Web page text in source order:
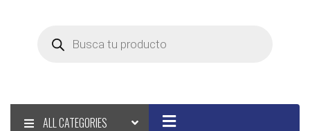
search
ALL CATEGORIES